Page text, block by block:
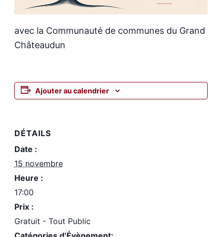
avec la Communauté de communes du Grand
Châteaudun
Ajouter au calendrier
DÉTAILS
Date :
15 novembre
Heure :
17:00
Prix :
Gratuit - Tout Public